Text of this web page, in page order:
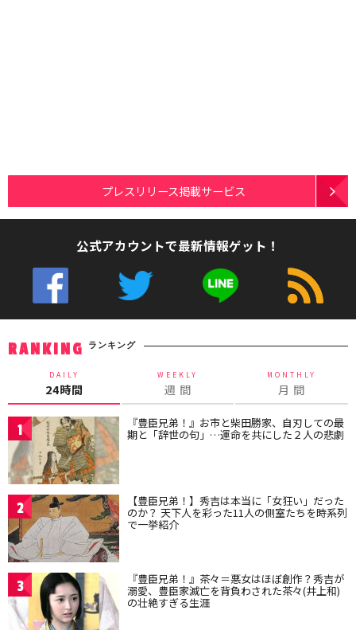
プレスリリース掲載サービス
公式アカウントで最新情報ゲット！
RANKING ランキング
DAILY
24時間
WEEKLY
週 間
MONTHLY
月 間
1 『豊臣兄弟！』お市と柴田勝家、自刃しての最
期と「辞世の句」…運命を共にした２人の悲劇
2 【豊臣兄弟！】秀吉は本当に「女狂い」だった
のか？ 天下人を彩った11人の側室たちを時系列
で一挙紹介
3 『豊臣兄弟！』茶々＝悪女はほぼ創作？秀吉が
溺愛、豊臣家滅亡を背負わされた茶々(井上和)
の壮絶すぎる生涯